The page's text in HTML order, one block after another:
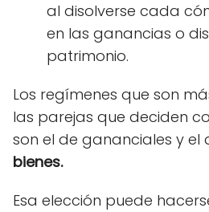
al disolverse cada
en las ganancias o
patrimonio.
Los regímenes que son
las parejas que deciden
son el de gananciales y el
bienes.
Esa elección puede